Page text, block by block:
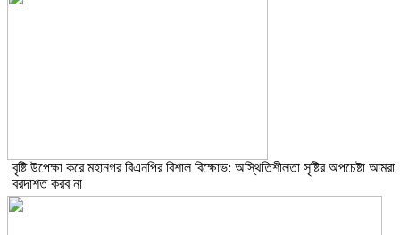
বৃষ্টি উপেক্ষা করে মহানগর বিএনপির বিশাল বিক্ষোভ: অস্থিতিশীলতা সৃষ্টির অপচেষ্টা আমরা
বরদাশত করব না